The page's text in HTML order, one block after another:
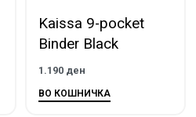
Kaissa 9-pocket
Binder Black
1.190 ден
ВО КОШНИЧКА